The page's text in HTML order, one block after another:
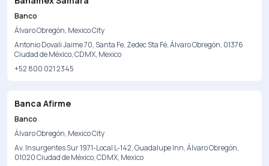
Banco
Álvaro Obregón, Mexico City
Antonio Dovali Jaime 70, Santa Fe, Zedec Sta Fé, Álvaro Obregón, 01376
Ciudad de México, CDMX, Mexico
+52 800 021 2345
Banca Afirme
Banco
Álvaro Obregón, Mexico City
Av. Insurgentes Sur 1971-Local L-142, Guadalupe Inn, Álvaro Obregón,
01020 Ciudad de México, CDMX, Mexico